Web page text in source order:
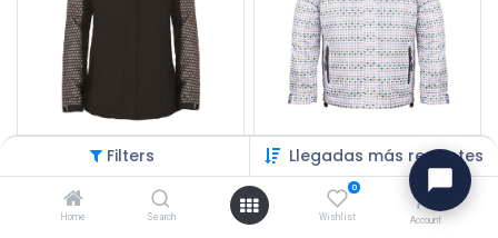
Filters Llegadas más recientes
Home Search
0
Wishlist Account
162.780,70
Zud Campera Ski Love Nena
$ 120.468,21 141.727,30